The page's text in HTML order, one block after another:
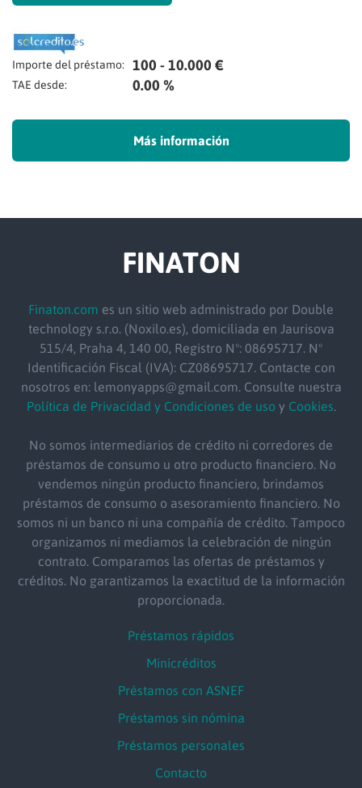
Importe del préstamo: 100 - 10.000 €
TAE desde: 0.00 %
Más información
FINATON
Finaton.com es un sitio web administrado por Double
technology s.r.o. (Noxilo.es), domiciliada en Jaurisova
515/4, Praha 4, 140 00, Registro Nº: 08695717. Nº
Identificación Fiscal (IVA): CZ08695717. Contacte con
nosotros en: lemonyapps@gmail.com. Consulte nuestra
Política de Privacidad y Condiciones de uso y Cookies.
No somos intermediarios de crédito ni corredores de
préstamos de consumo u otro producto financiero. No
vendemos ningún producto financiero, brindamos
préstamos de consumo o asesoramiento financiero. No
somos ni un banco ni una compañía de crédito. Tampoco
organizamos ni mediamos la celebración de ningún
contrato. Comparamos las ofertas de préstamos y
créditos. No garantizamos la exactitud de la información
proporcionada.
Préstamos rápidos
Minicréditos
Préstamos con ASNEF
Préstamos sin nómina
Préstamos personales
Contacto